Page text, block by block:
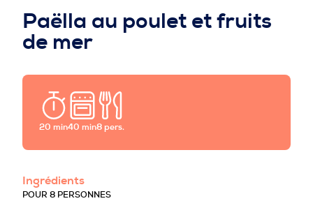
Paëlla au poulet et fruits
de mer
20 min40 min8 pers.
Ingrédients
POUR 8 PERSONNES